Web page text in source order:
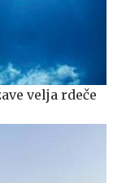
velja rdeče